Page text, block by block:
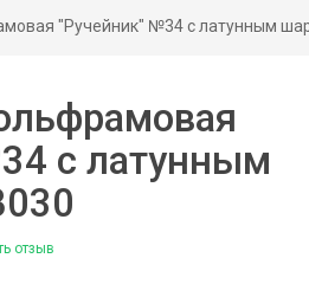
"Ручейник" №34 с латунным
с латунным
отзыв